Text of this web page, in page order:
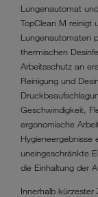
Lungenautomat
TopClean M reinigt
Lungenautomaten
thermischen
Arbeitsschutz an
Reinigung und
Geschwindigkeit,
ergonomische
Hygieneergebnisse
uneingeschränkte
die Einhaltung der
Innerhalb kürzester